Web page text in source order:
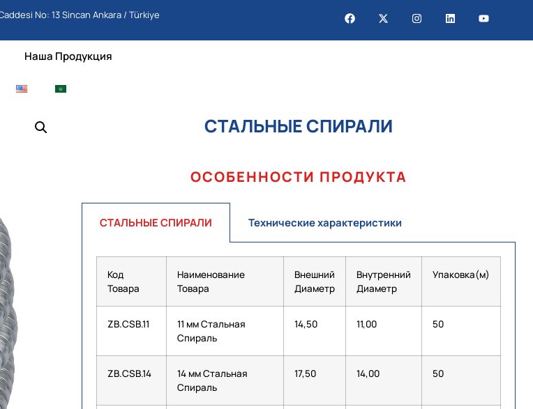
Caddesi No: 13 Sincan Ankara / Türkiye
Наша Продукция
СТАЛЬНЫЕ СПИРАЛИ
ОСОБЕННОСТИ ПРОДУКТА
СТАЛЬНЫЕ СПИРАЛИ Технические характеристики
Код
Товара
Наименование
Товара
Внешний
Диаметр
Внутренний
Диаметр
Упаковка(м)
ZB.CSB.11
11 мм Стальная
Спираль
14,50 11,00 50
ZB.CSB.14
14 мм Стальная
Спираль
17,50 14,00 50